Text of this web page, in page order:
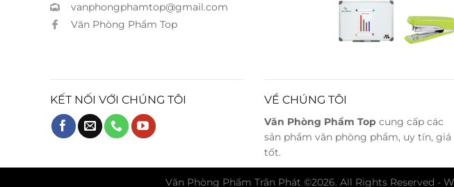
vanphongphamtop@gmail.com
Văn Phòng Phẩm Top
Bảng từ
0.6 x 0.8 Max
HD10N –
10 tờ
KẾT NỐI VỚI CHÚNG TÔI VỀ CHÚNG TÔI
Văn Phòng Phẩm Topcung cấp các
sản phẩm văn phòng phẩm, uy tín, giá
tốt.
Văn Phòng Phẩm Trân Phát ©2026. All Rights Reserved -